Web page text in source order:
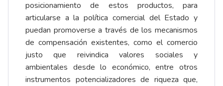
posicionamiento de estos productos, para
articularse a la política comercial del Estado y
puedan promoverse a través de los mecanismos
de compensación existentes, como el comercio
justo que reivindica valores sociales y
ambientales desde lo económico, entre otros
instrumentos potencializadores de riqueza que,